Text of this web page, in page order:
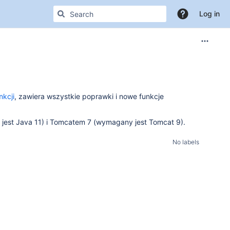
Log in
, zawiera wszystkie poprawki i nowe funkcje
Java 11) i Tomcatem 7 (wymagany jest Tomcat 9).
No labels